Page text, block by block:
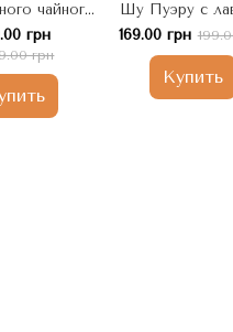
чайного
Четыре
грн
грн
Шу Пуэру с
муцзянцзы -
отлично
депрессией и
169.00 грн
Купить